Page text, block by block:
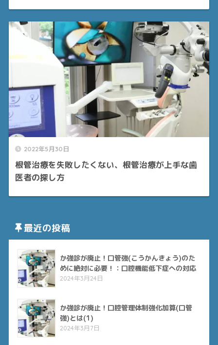
2022年5月30日
根管治療を失敗したくない、根管治療が上手な歯
医者の探し方
最近の投稿
か強診が廃止！口管強(こうかんきょう)のた
めに絶対に必要！：口腔機能低下症への対応
2024年3月24日
か強診が廃止！口腔管理体制強化加算(口管
強)とは(1)
2024年3月7日